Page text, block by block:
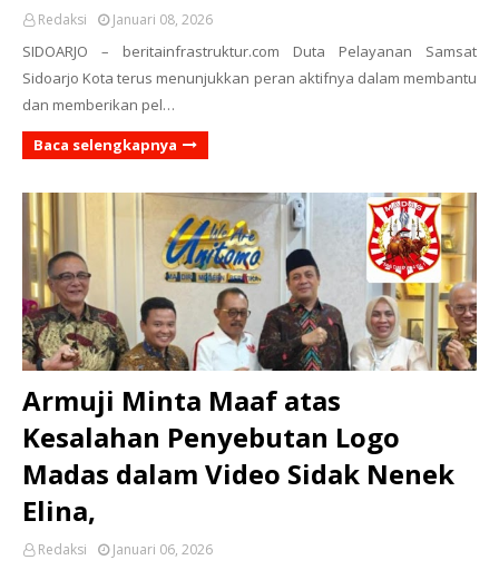
Redaksi Januari 08, 2026
SIDOARJO – beritainfrastruktur.com Duta Pelayanan Samsat
Sidoarjo Kota terus menunjukkan peran aktifnya dalam membantu
dan memberikan pel…
Baca selengkapnya
Armuji Minta Maaf atas
Kesalahan Penyebutan Logo
Madas dalam Video Sidak Nenek
Elina,
Redaksi Januari 06, 2026